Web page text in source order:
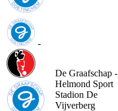
-
De Graafschap -
Helmond Sport
Stadion De
Vijverberg